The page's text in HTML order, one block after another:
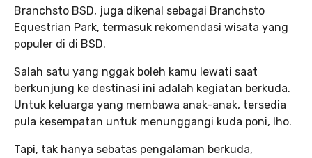
Branchsto BSD, juga dikenal sebagai Branchsto
Equestrian Park, termasuk rekomendasi wisata yang
populer di di BSD.
Salah satu yang nggak boleh kamu lewati saat
berkunjung ke destinasi ini adalah kegiatan berkuda.
Untuk keluarga yang membawa anak-anak, tersedia
pula kesempatan untuk menunggangi kuda poni, lho.
Tapi, tak hanya sebatas pengalaman berkuda,